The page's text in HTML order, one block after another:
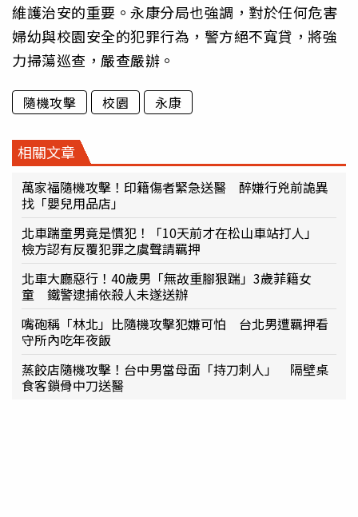
維護治安的重要。永康分局也強調，對於任何危害
婦幼與校園安全的犯罪行為，警方絕不寬貸，將強
力掃蕩巡查，嚴查嚴辦。
隨機攻擊 校園 永康
相關文章
萬家福隨機攻擊！印籍傷者緊急送醫 醉嫌行兇前詭異
找「嬰兒用品店」
北車踹童男竟是慣犯！「10天前才在松山車站打人」
檢方認有反覆犯罪之虞聲請羈押
北車大廳惡行！40歲男「無故重腳狠踹」3歲菲籍女
童 鐵警逮捕依殺人未遂送辦
嘴砲稱「林北」比隨機攻擊犯嫌可怕 台北男遭羈押看
守所內吃年夜飯
蒸餃店隨機攻擊！台中男當母面「持刀刺人」 隔壁桌
食客鎖骨中刀送醫